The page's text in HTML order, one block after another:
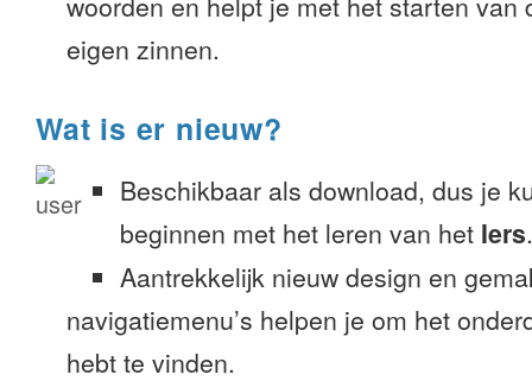
eigen zinnen.
Wat is er nieuw?
Beschikbaar als download, dus je
beginnen met het leren van het Iers.
Aantrekkelijk nieuw design en
navigatiemenu’s helpen je om het
hebt te vinden.